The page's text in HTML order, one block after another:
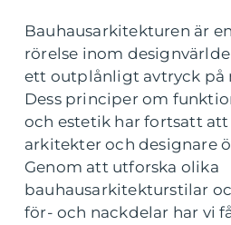
Bauhausarkitekturen är
rörelse inom
ett outplånligt avtryck på
Dess principer om
och estetik har fortsatt att
arkitekter och designare
Genom att utforska olika
bauhausarkitekturstilar
för- och nackdelar har vi